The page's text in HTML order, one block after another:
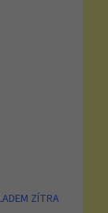
ZÍTRA